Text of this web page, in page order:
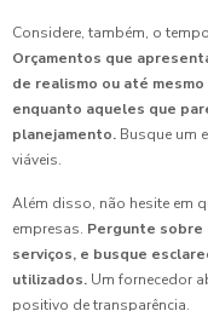
Considere, também, o
Orçamentos que
de realismo ou até
enquanto aqueles que
planejamento. Busque um
viáveis.
Além disso, não hesite em
empresas. Pergunte sobre
serviços, e busque
utilizados. Um fornecedor
positivo de transparência.